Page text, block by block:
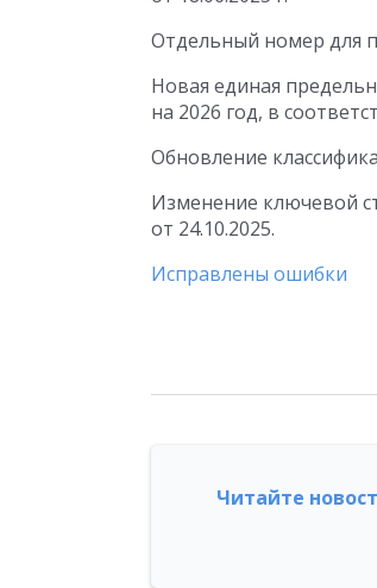
Отдельный номер для
Новая единая
на 2026 год, в
Обновление
Изменение ключевой
от 24.10.2025.
Исправлены ошибки
Читайте